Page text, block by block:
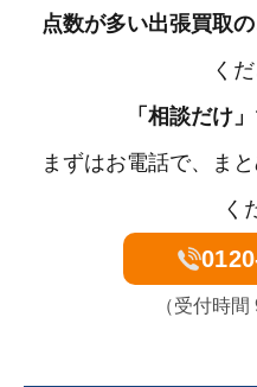
点数が多い出張買取
く
「相談だけ」
まずはお電話で、ま
く
（受付時間